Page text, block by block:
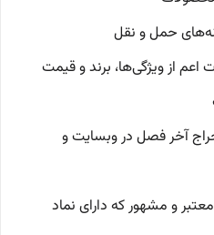
حمل و نقل
از ویژگی‌ها، برند و قیمت
آخر فصل در وبسایت و
و مشهور که دارای نماد